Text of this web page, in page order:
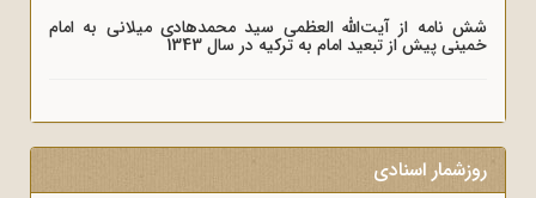
از آیت‌الله العظمی سید محمدهادی میلانی به امام
پیش از تبعید امام به ترکیه در سال 1343
اسنادی